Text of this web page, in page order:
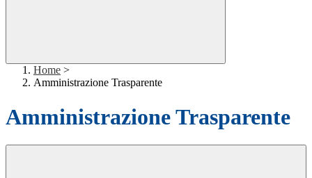
Home >
Amministrazione Trasparente
Amministrazione Trasparente